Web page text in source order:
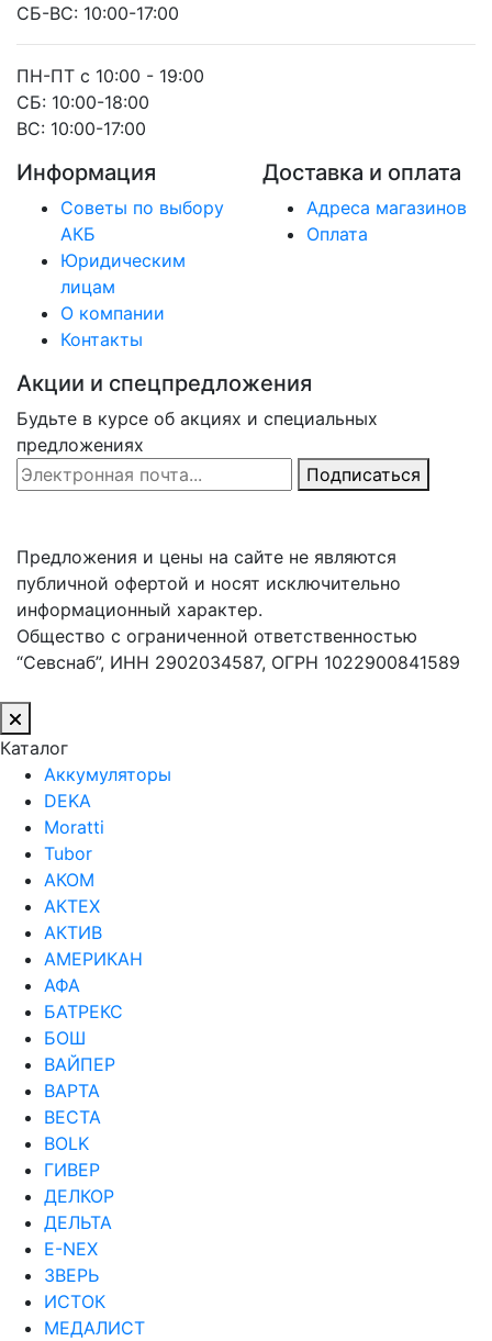
СБ-ВС: 10:00-17:00
ПН-ПТ с 10:00 - 19:00
СБ: 10:00-18:00
ВС: 10:00-17:00
Информация
Советы по выбору
АКБ
Юридическим
лицам
О компании
Контакты
Доставка и оплата
Адреса магазинов
Оплата
Акции и спецпредложения
Будьте в курсе об акциях и специальных
предложениях
Email Address
Подписаться
Предложения и цены на сайте не являются
публичной офертой и носят исключительно
информационный характер.
Общество с ограниченной ответственностью
“Севснаб”, ИНН 2902034587, ОГРН 1022900841589
Каталог
Аккумуляторы
DEKA
Moratti
Tubor
АКОМ
АКТЕХ
АКТИВ
АМЕРИКАН
АФА
БАТРЕКС
БОШ
ВАЙПЕР
ВАРТА
ВЕСТА
ВОLK
ГИВЕР
ДЕЛКОР
ДЕЛЬТА
Е-NEX
ЗВЕРЬ
ИСТОК
МЕДАЛИСТ